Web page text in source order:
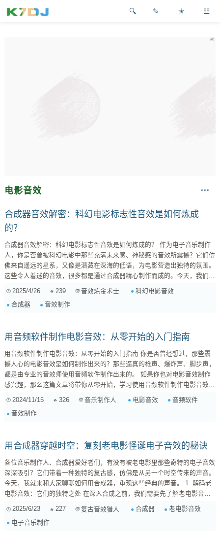
✎ ✭ ☳
电影音效
合成器音效解密：科幻电影标志性音效是如何炼成
的？
合成器音效解密：科幻电影标志性音效是如何炼成的？ 作为电子音乐制作
人，你是否曾被科幻电影中那些充满未来感、神秘感的音效所震撼？它们仿
佛来自遥远的星系，又像是潜藏在深海的低语，为电影营造出独特的氛围。
这些令人着迷的音效，很多都是通过合成器精心制作而成的。今天，我们就
链，让你也能掌握创造未来之声的秘密。 一、科幻电影音效的特点：未来
感、氛围感与科技感 在深入制作技巧之前，我们首先要了解科幻电影音效
2025/4/26 239 音效炼金术士
科幻电影音效
合成器
音效制作
用音频软件制作电影音效：从零开始的入门指南
用音频软件制作电影音效：从零开始的入门指南 你是否曾经想过，那些震
撼人心的电影音效是如何制作出来的？那些逼真的枪声、爆炸声、脚步声，
都是由专业的音效师使用音频软件制作出来的。 如果你也对电影音效制作
感兴趣，那么这篇文章将带你从零开始，学习使用音频软件制作电影音效的
2024/11/15 326 音乐制作人 电影音效
音频软件
音效制作
用合成器穿越时空：复刻老电影怪诞电子音效的秘诀
各位音乐制作人、合成器爱好者们，有没有被老电影里那些奇特的电子音效
深深吸引？它们带着一种独特的复古感，仿佛是从另一个时空传来的声音。
今天，我就来和大家聊聊如何用合成器，重现这些经典的声音。 1. 解码老
电影音效：它们的独特之处 在深入合成之前，我们需要先了解老电影音效
术还处于发展阶段，音效师们经常尝试各种新奇的合成方法，创造出独特
2025/6/23 227 复古音效猎人 合成器
老电影音效
电子音乐制作